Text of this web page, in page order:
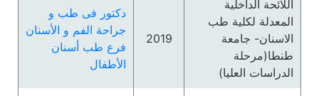
اللائحة الداخلية
المعدلة لكلية طب
الاسنان- جامعة
طنطا(مرحلة
الدراسات العليا)
2019
دكتور فى طب و
جراحة الفم و الأسنان
فرع طب أسنان
الأطفال